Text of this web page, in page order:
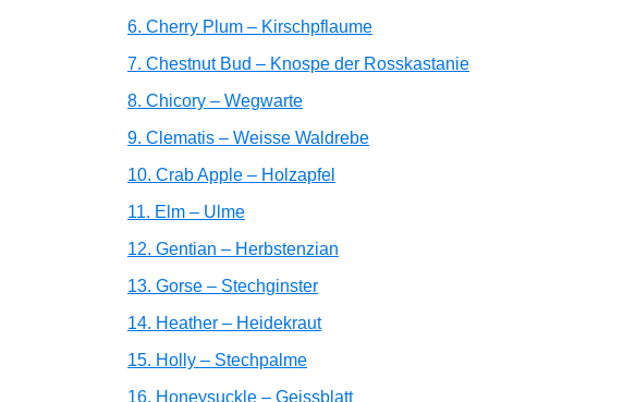
6. Cherry Plum – Kirschpflaume
7. Chestnut Bud – Knospe der Rosskastanie
8. Chicory – Wegwarte
9. Clematis – Weisse Waldrebe
10. Crab Apple – Holzapfel
11. Elm – Ulme
12. Gentian – Herbstenzian
13. Gorse – Stechginster
14. Heather – Heidekraut
15. Holly – Stechpalme
16. Honeysuckle – Geissblatt